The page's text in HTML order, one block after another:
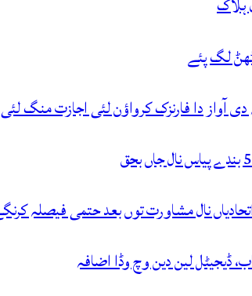
لگ پئے
آواز دا فارنزک کرواؤن لئی اجازت منگ لئی
ڈیجیٹل لین دین وچ وڈا اضافہ